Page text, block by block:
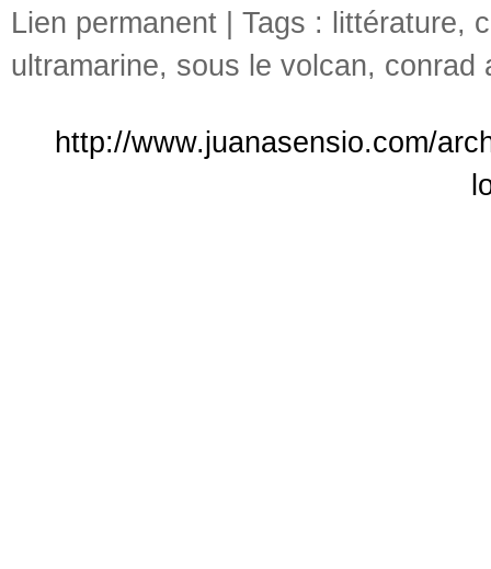
Lien permanent | Tags : littérature,
ultramarine, sous le volcan, conrad
http://www.juanasensio.com/